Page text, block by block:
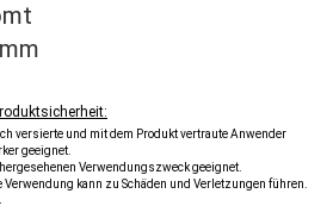
versierte und mit dem Produkt vertraute Anwender
geeignet.
Verwendungszweck geeignet.
Verwendung kann zu Schäden und Verletzungen führen.